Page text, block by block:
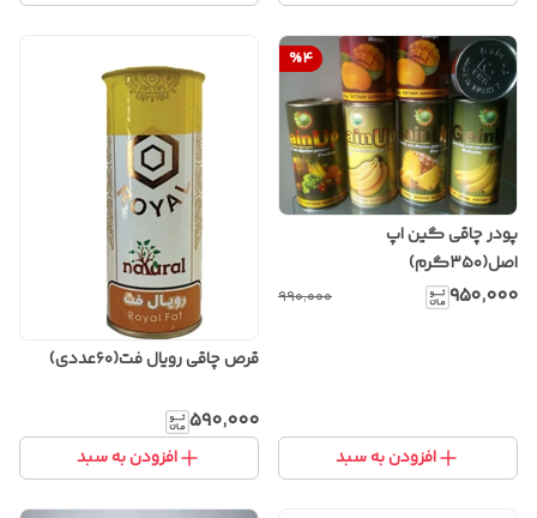
%4
پودر چاقی گین اپ
اصل(۳۵۰گرم)
۹۵۰٬۰۰۰ ۹۹۰٬۰۰۰
افزودن به سبد
قرص چاقی رویال فت(۶۰عددی)
۵۹۰٬۰۰۰
افزودن به سبد